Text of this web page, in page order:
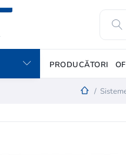
PRODUCĂTORI
/